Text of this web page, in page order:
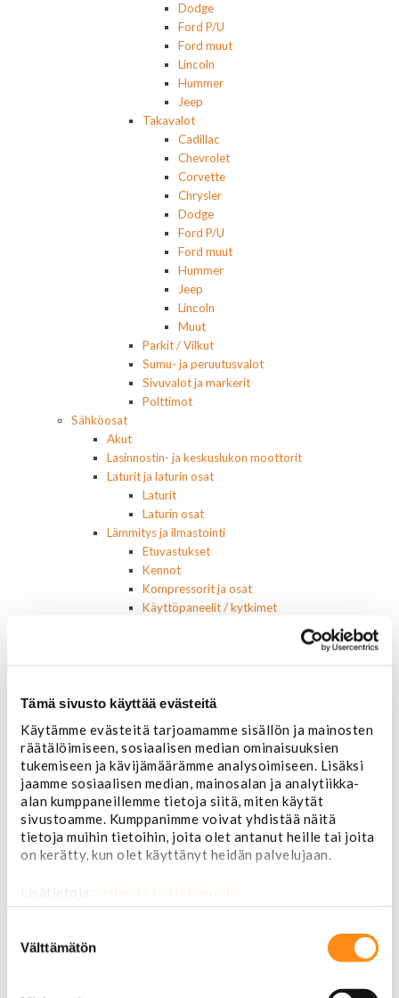
Tämä sivusto käyttää evästeitä
Käytämme evästeitä tarjoamamme sisällön ja mainosten
räätälöimiseen, sosiaalisen median ominaisuuksien
tukemiseen ja kävijämäärämme analysoimiseen. Lisäksi
jaamme sosiaalisen median, mainosalan ja analytiikka-
alan kumppaneillemme tietoja siitä, miten käytät
sivustoamme. Kumppanimme voivat yhdistää näitä
tietoja muihin tietoihin, joita olet antanut heille tai joita
on kerätty, kun olet käyttänyt heidän palvelujaan.
Lisätietoja: jarimaki.fi/tietosuoja
valinta
Välttämätön
Dodge
Ford P/U
Ford muut
Lincoln
Hummer
Jeep
Takavalot
Cadillac
Chevrolet
Corvette
Chrysler
Dodge
Ford P/U
Ford muut
Hummer
Jeep
Lincoln
Muut
Parkit / Vilkut
Sumu- ja peruutusvalot
Sivuvalot ja markerit
Polttimot
Sähköosat
Akut
Lasinnostin- ja keskuslukon moottorit
Laturit ja laturin osat
Laturit
Laturin osat
Lämmitys ja ilmastointi
Etuvastukset
Kennot
Kompressorit ja osat
Käyttöpaneelit / kytkimet
Muut
Startit ja startin osat
Starttimoottorin osat
Sytytysosat
Sähköosat
Ajovalokytkimet
Jarruvalokytkimet
Keskuslukon kytkimet
Lasinnostimen kytkimet
Muut kytkimet ja sähköosat
Nelivedon kytkimet